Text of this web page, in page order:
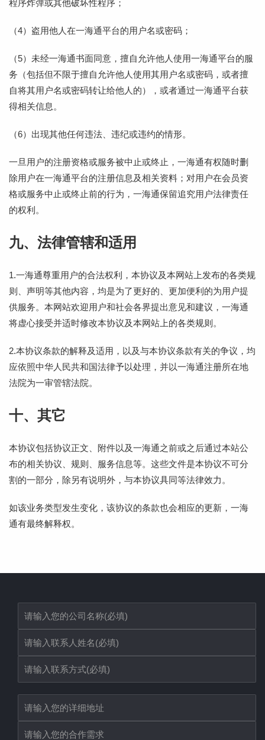
程序炸弹或其他破坏性程序；
（4）盗用他人在一海通平台的用户名或密码；
（5）未经一海通书面同意，擅自允许他人使用一海通平台的服
务（包括但不限于擅自允许他人使用其用户名或密码，或者擅
自将其用户名或密码转让给他人的），或者通过一海通平台获
得相关信息。
（6）出现其他任何违法、违纪或违约的情形。
一旦用户的注册资格或服务被中止或终止，一海通有权随时删
除用户在一海通平台的注册信息及相关资料；对用户在会员资
格或服务中止或终止前的行为，一海通保留追究用户法律责任
的权利。
九、法律管辖和适用
1.一海通尊重用户的合法权利，本协议及本网站上发布的各类规
则、声明等其他内容，均是为了更好的、更加便利的为用户提
供服务。本网站欢迎用户和社会各界提出意见和建议，一海通
将虚心接受并适时修改本协议及本网站上的各类规则。
2.本协议条款的解释及适用，以及与本协议条款有关的争议，均
应依照中华人民共和国法律予以处理，并以一海通注册所在地
法院为一审管辖法院。
十、其它
本协议包括协议正文、附件以及一海通之前或之后通过本站公
布的相关协议、规则、服务信息等。这些文件是本协议不可分
割的一部分，除另有说明外，与本协议具同等法律效力。
如该业务类型发生变化，该协议的条款也会相应的更新，一海
通有最终解释权。